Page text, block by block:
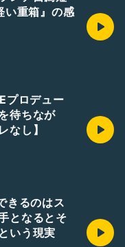
重箱』の感
プロデュー
待ちなが
なし】
きるのはス
となるとそ
いう現実